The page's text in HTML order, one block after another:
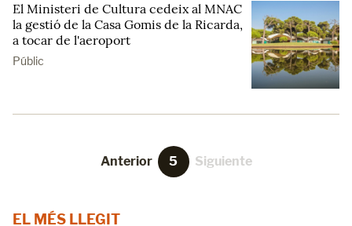
El Ministeri de Cultura cedeix al MNAC
la gestió de la Casa Gomis de la Ricarda,
a tocar de l'aeroport
Públic
Anterior 5 Siguiente
EL MÉS LLEGIT